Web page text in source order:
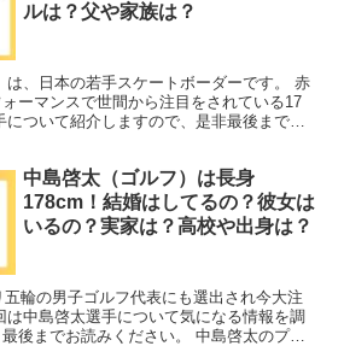
ルは？父や家族は？
は、日本の若手スケートボーダーです。 赤
ーマンスで世間から注目をされている17
ついて紹介しますので、是非最後までお
中島啓太（ゴルフ）は長身
178cm！結婚はしてるの？彼女は
いるの？実家は？高校や出身は？
輪の男子ゴルフ代表にも選出され今大注
は中島啓太選手について気になる情報を調
後までお読みください。 中島啓太のプロ